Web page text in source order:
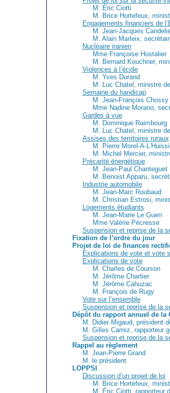
M. Éric Ciotti
M. Brice Hortefeux,
Engagements financiers de
M. Jean-Jacques
M. Alain Marleix,
Nucléaire iranien
Mme Françoise Hostalier
M. Bernard Kouchner,
Violences à l’école
M. Yves Durand
M. Luc Chatel, ministre
Semaine du handicap
M. Jean-François Chossy
Mme Nadine Morano,
Gardes à vue
M. Dominique Raimbourg
M. Luc Chatel, ministre
Assises des territoires ruraux
M. Pierre Morel-A-
M. Michel Mercier,
Précarité énergétique
M. Jean-Paul Chanteguet
M. Benoist Apparu,
Industrie automobile
M. Jean-Marc Roubaud
M. Christian Estrosi,
Logements étudiants
M. Jean-Marie Le Guen
Mme Valérie Pécresse
Suspension et reprise de la
Fixation de l’ordre du jour
Projet de loi de finances
Explications de vote et vote
Explications de vote
M. Charles de Courson
M. Jérôme Chartier
M. Jérôme Cahuzac
M. François de Rugy
Vote sur l’ensemble
Suspension et reprise de la
Dépôt du rapport annuel de la
M. Didier Migaud, président
M. Gilles Carrez, rapporteur
Suspension et reprise de la
Rappel au règlement
M. Jean-Pierre Grand
M. le président
LOPPSI
Discussion d’un projet de loi
M. Brice Hortefeux,
M. Éric Ciotti, rapporteur